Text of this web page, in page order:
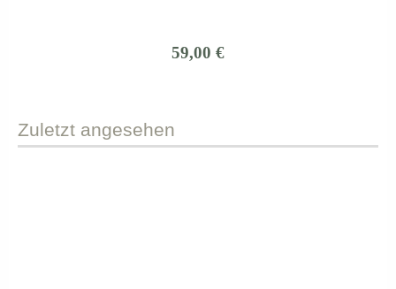
59,00 €
Zuletzt angesehen